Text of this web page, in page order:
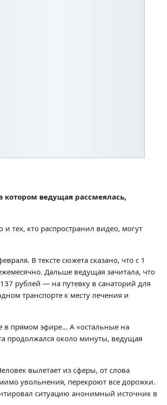
котором ведущая рассмеялась,
кто распространил видео, могут
В тексте сюжета сказано, что с 1
Дальше ведущая зачитала, что
рублей — на путевку в санаторий для
транспорте к месту лечения и
в прямом эфире… А «остальные на
продолжался около минуты, ведущая
вылетает из сферы, от слова
увольнения, перекроют все дорожки.
ситуацию анонимный источник в